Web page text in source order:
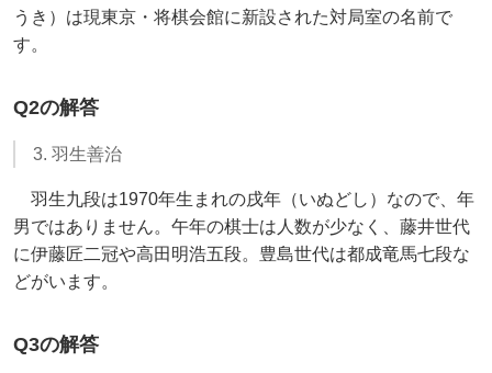
うき）は現東京・将棋会館に新設された対局室の名前で
す。
Q2の解答
3. 羽生善治
羽生九段は1970年生まれの戌年（いぬどし）なので、年
男ではありません。午年の棋士は人数が少なく、藤井世代
に伊藤匠二冠や高田明浩五段。豊島世代は都成竜馬七段な
どがいます。
Q3の解答